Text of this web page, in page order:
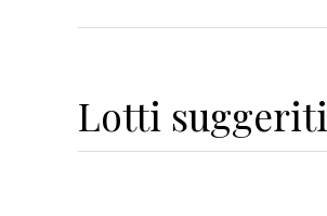
Lotti suggeriti